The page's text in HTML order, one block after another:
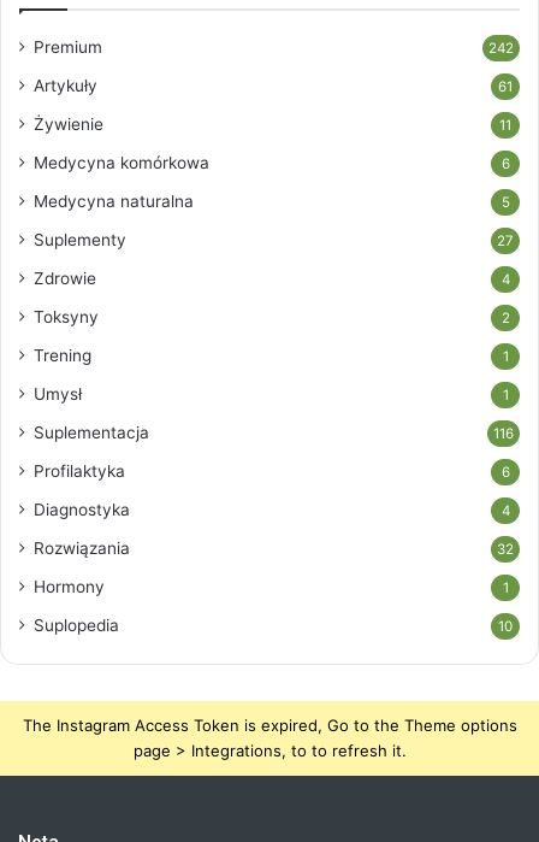
Premium 242
Artykuły 61
Żywienie 11
Medycyna komórkowa 6
Medycyna naturalna 5
Suplementy 27
Zdrowie 4
Toksyny 2
Trening 1
Umysł 1
Suplementacja 116
Profilaktyka 6
Diagnostyka 4
Rozwiązania 32
Hormony 1
Suplopedia 10
The Instagram Access Token is expired, Go to the Theme options
page > Integrations, to to refresh it.